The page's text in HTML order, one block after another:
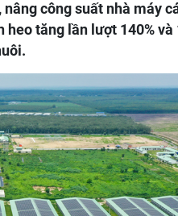
công suất nhà máy
tăng lần lượt 140% và